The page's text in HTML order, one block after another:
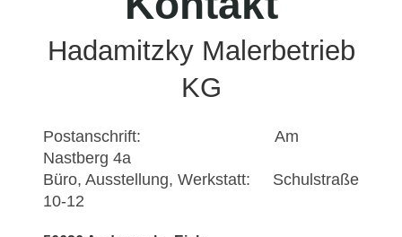
Hadamitzky Malerbetrieb
KG
Postanschrift: Am
Nastberg 4a
Büro, Ausstellung, Werkstatt: Schulstraße
10-12